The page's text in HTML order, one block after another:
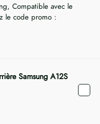
Compatible avec le
le code promo :
Samsung A12S